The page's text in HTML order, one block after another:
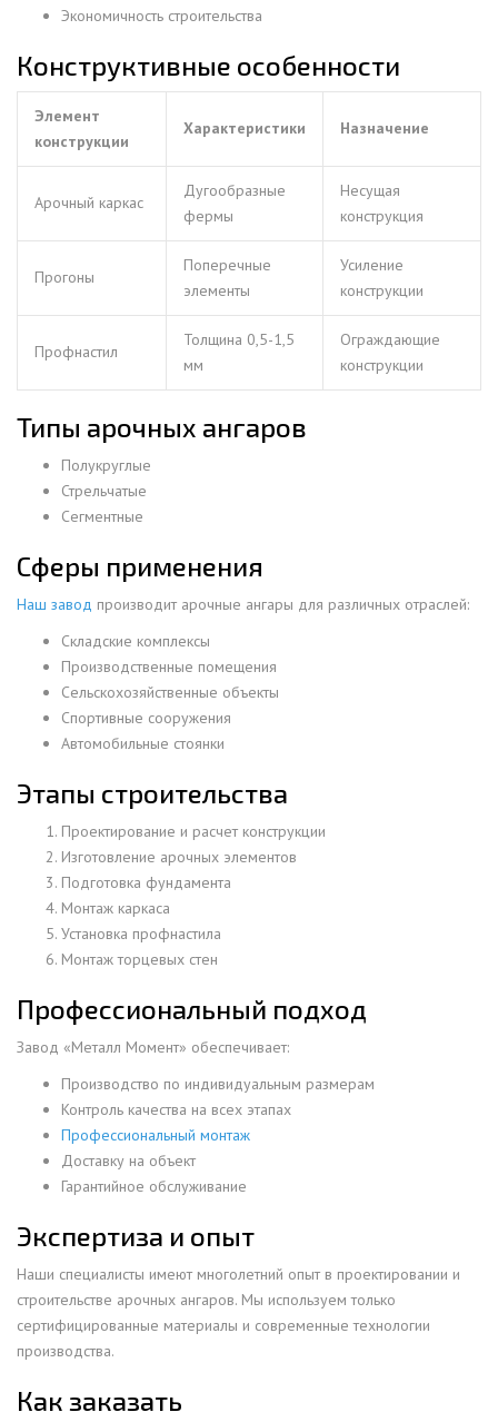
Экономичность строительства
Конструктивные особенности
Элемент
конструкции
Характеристики Назначение
Арочный каркас
Дугообразные
фермы
Несущая
конструкция
Прогоны
Поперечные
элементы
Усиление
конструкции
Профнастил
Толщина 0,5-1,5
мм
Ограждающие
конструкции
Типы арочных ангаров
Полукруглые
Стрельчатые
Сегментные
Сферы применения
Наш завод производит арочные ангары для различных отраслей:
Складские комплексы
Производственные помещения
Сельскохозяйственные объекты
Спортивные сооружения
Автомобильные стоянки
Этапы строительства
Проектирование и расчет конструкции
Изготовление арочных элементов
Подготовка фундамента
Монтаж каркаса
Установка профнастила
Монтаж торцевых стен
Профессиональный подход
Завод «Металл Момент» обеспечивает:
Производство по индивидуальным размерам
Контроль качества на всех этапах
Профессиональный монтаж
Доставку на объект
Гарантийное обслуживание
Экспертиза и опыт
Наши специалисты имеют многолетний опыт в проектировании и
строительстве арочных ангаров. Мы используем только
сертифицированные материалы и современные технологии
производства.
Как заказать